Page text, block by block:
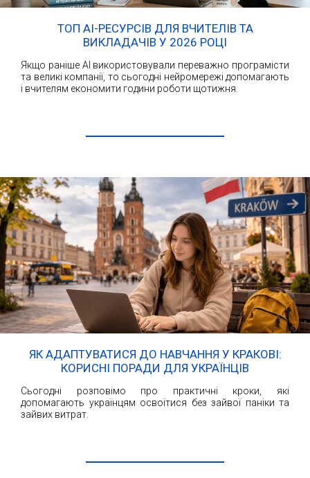
ТОП AI-РЕСУРСІВ ДЛЯ ВЧИТЕЛІВ ТА
ВИКЛАДАЧІВ У 2026 РОЦІ
Якщо раніше AI використовували переважно програмісти
та великі компанії, то сьогодні нейромережі допомагають
і вчителям економити години роботи щотижня.
ЯК АДАПТУВАТИСЯ ДО НАВЧАННЯ У КРАКОВІ:
КОРИСНІ ПОРАДИ ДЛЯ УКРАЇНЦІВ
Сьогодні розповімо про практичні кроки, які
допомагають українцям освоїтися без зайвої паніки та
зайвих витрат.